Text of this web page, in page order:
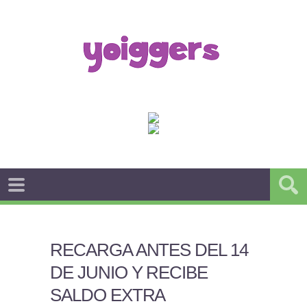
RECARGA ANTES DEL 14
DE JUNIO Y RECIBE
SALDO EXTRA